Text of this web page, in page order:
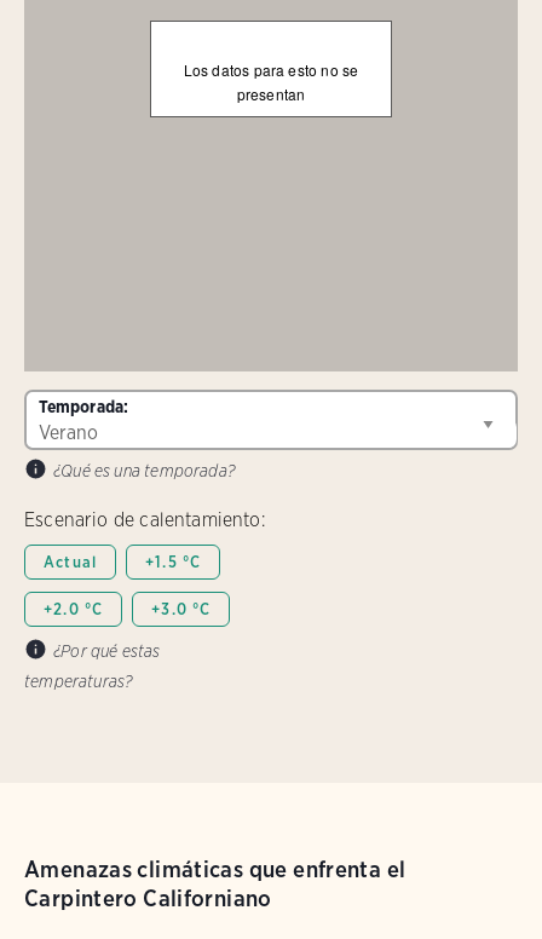
Los datos para esto no se
presentan
Temporada:
¿Qué es una temporada?
Escenario de calentamiento:
Actual +1.5 °C
+2.0 °C +3.0 °C
¿Por qué estas
temperaturas?
Amenazas climáticas que enfrenta el
Carpintero Californiano